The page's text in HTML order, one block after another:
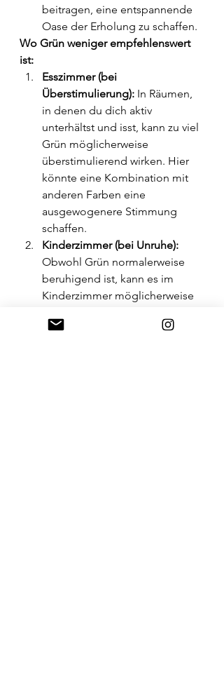
beitragen, eine entspannende
Oase der Erholung zu schaffen.
Wo Grün weniger empfehlenswert
ist:
Esszimmer (bei
Überstimulierung): In Räumen,
in denen du dich aktiv
unterhältst und isst, kann zu viel
Grün möglicherweise
überstimulierend wirken. Hier
könnte eine Kombination mit
anderen Farben eine
ausgewogenere Stimmung
schaffen.
Kinderzimmer (bei Unruhe):
Obwohl Grün normalerweise
beruhigend ist, kann es im
Kinderzimmer möglicherweise
ruhigere Farben die bessere